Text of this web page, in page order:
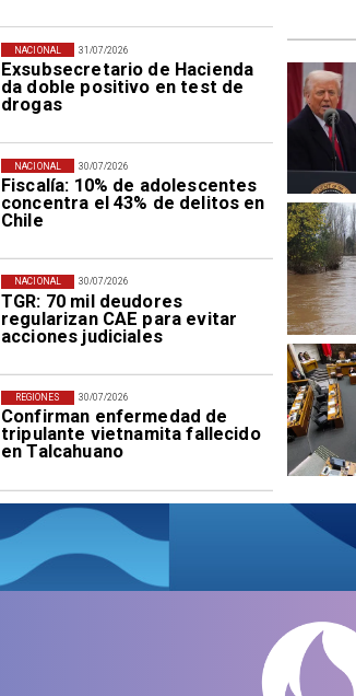
31/07/2026
Exsubsecretario de Hacienda
da doble positivo en test de
drogas
NACIONAL
30/07/2026
Fiscalía: 10% de adolescentes
concentra el 43% de delitos en
Chile
NACIONAL
30/07/2026
TGR: 70 mil deudores
regularizan CAE para evitar
acciones judiciales
NACIONAL
30/07/2026
Confirman enfermedad de
tripulante vietnamita fallecido
en Talcahuano
REGIONES